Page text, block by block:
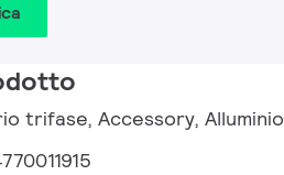
trifase, Accessory, Alluminio